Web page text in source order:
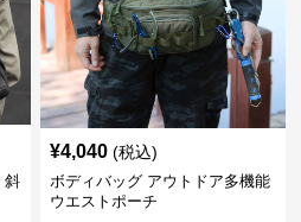
斜
¥4,040 (税込)
ボディバッグ アウトドア多機能
ウエストポーチ